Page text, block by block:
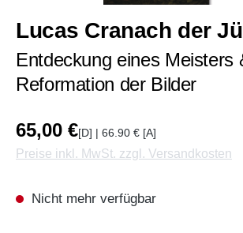
Lucas Cranach der
Entdeckung eines Meisters
Reformation der Bilder
65,00 €[D] | 66.90 € [A]
Preise inkl. MwSt. zzgl. Versandkosten
Nicht mehr verfügbar